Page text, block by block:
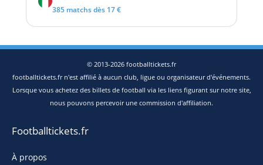
385 matchs dès 17 €
© 2013-2026 footballtickets.fr
footballtickets.fr n'est affilié à aucun club, ligue ou organisateur d'événements.
Lorsque vous achetez des billets de football via les liens figurant sur notre site,
nous pouvons percevoir une commission d'affiliation.
Footballtickets.fr
À propos